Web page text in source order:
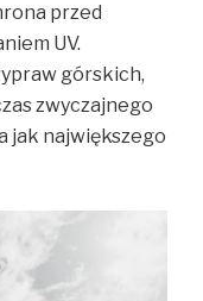
przed
UV.
górskich,
zwyczajnego
jak największego